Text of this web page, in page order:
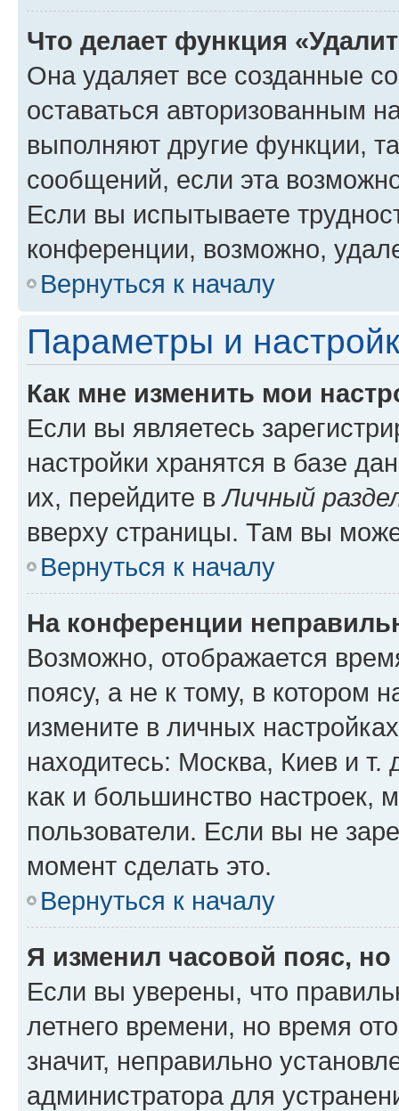
Что делает функция
Она удаляет все созданные
оставаться авторизованным
выполняют другие функции,
сообщений, если эта
Если вы испытываете
конференции, возможно,
Вернуться к началу
Параметры и
Как мне изменить мои
Если вы являетесь
настройки хранятся в базе
их, перейдите вЛичный
вверху страницы. Там вы
Вернуться к началу
На конференции
Возможно, отображается
поясу, а не к тому, в котором
измените в личных
находитесь: Москва, Киев и т.
как и большинство настроек,
пользователи. Если вы не
момент сделать это.
Вернуться к началу
Я изменил часовой пояс,
Если вы уверены, что
летнего времени, но время
значит, неправильно
администратора для